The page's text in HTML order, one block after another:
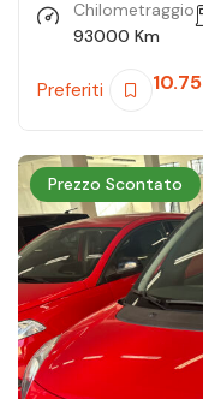
Chilometraggio
93000 Km
Preferiti
Prezzo Scontato